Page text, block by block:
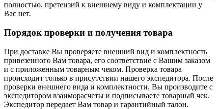
полностью, претензий к внешнему виду и комплектации у
Вас нет.
Порядок проверки и получения товара
При доставке Вы проверяете внешний вид и комплектность
привезенного Вам товара, его соответствие с Вашим заказом
и с приложенным товарным чеком. Проверка товара
происходит только в присутствии нашего экспедитора. После
проверки внешнего вида и комплектности, Вы производите с
экспедитором взаиморасчеты и подписываете товарный чек.
Экспедитор передает Вам товар и гарантийный талон.